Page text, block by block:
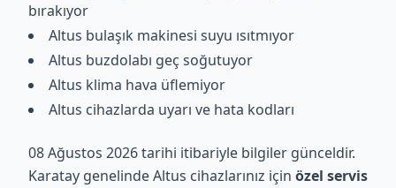
bırakıyor
Altus bulaşık makinesi suyu ısıtmıyor
Altus buzdolabı geç soğutuyor
Altus klima hava üflemiyor
Altus cihazlarda uyarı ve hata kodları
08 Ağustos 2026 tarihi itibariyle bilgiler günceldir.
Karatay genelinde Altus cihazlarınız için özel servis